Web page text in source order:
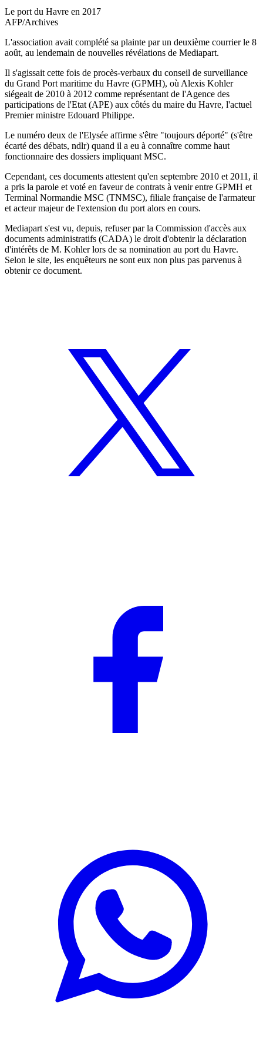
Le port du Havre en 2017
AFP/Archives
L'association avait complété sa plainte par un deuxième courrier le 8
août, au lendemain de nouvelles révélations de Mediapart.
Il s'agissait cette fois de procès-verbaux du conseil de surveillance
du Grand Port maritime du Havre (GPMH), où Alexis Kohler
siégeait de 2010 à 2012 comme représentant de l'Agence des
participations de l'Etat (APE) aux côtés du maire du Havre, l'actuel
Premier ministre Edouard Philippe.
Le numéro deux de l'Elysée affirme s'être "toujours déporté" (s'être
écarté des débats, ndlr) quand il a eu à connaître comme haut
fonctionnaire des dossiers impliquant MSC.
Cependant, ces documents attestent qu'en septembre 2010 et 2011, il
a pris la parole et voté en faveur de contrats à venir entre GPMH et
Terminal Normandie MSC (TNMSC), filiale française de l'armateur
et acteur majeur de l'extension du port alors en cours.
Mediapart s'est vu, depuis, refuser par la Commission d'accès aux
documents administratifs (CADA) le droit d'obtenir la déclaration
d'intérêts de M. Kohler lors de sa nomination au port du Havre.
Selon le site, les enquêteurs ne sont eux non plus pas parvenus à
obtenir ce document.